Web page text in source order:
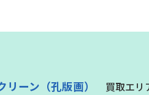
リーン（孔版画）